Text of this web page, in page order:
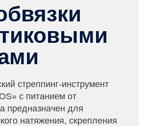
стреппинг-инструмент
с питанием от
предназначен для
натяжения, скрепления